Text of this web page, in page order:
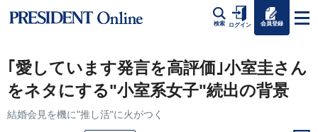
検索 ログイン 会員登録
｢愛しています発言を高評価｣小室圭さん
をネタにする"小室系女子"続出の背景
結婚会見を機に"推し活"に火がつく